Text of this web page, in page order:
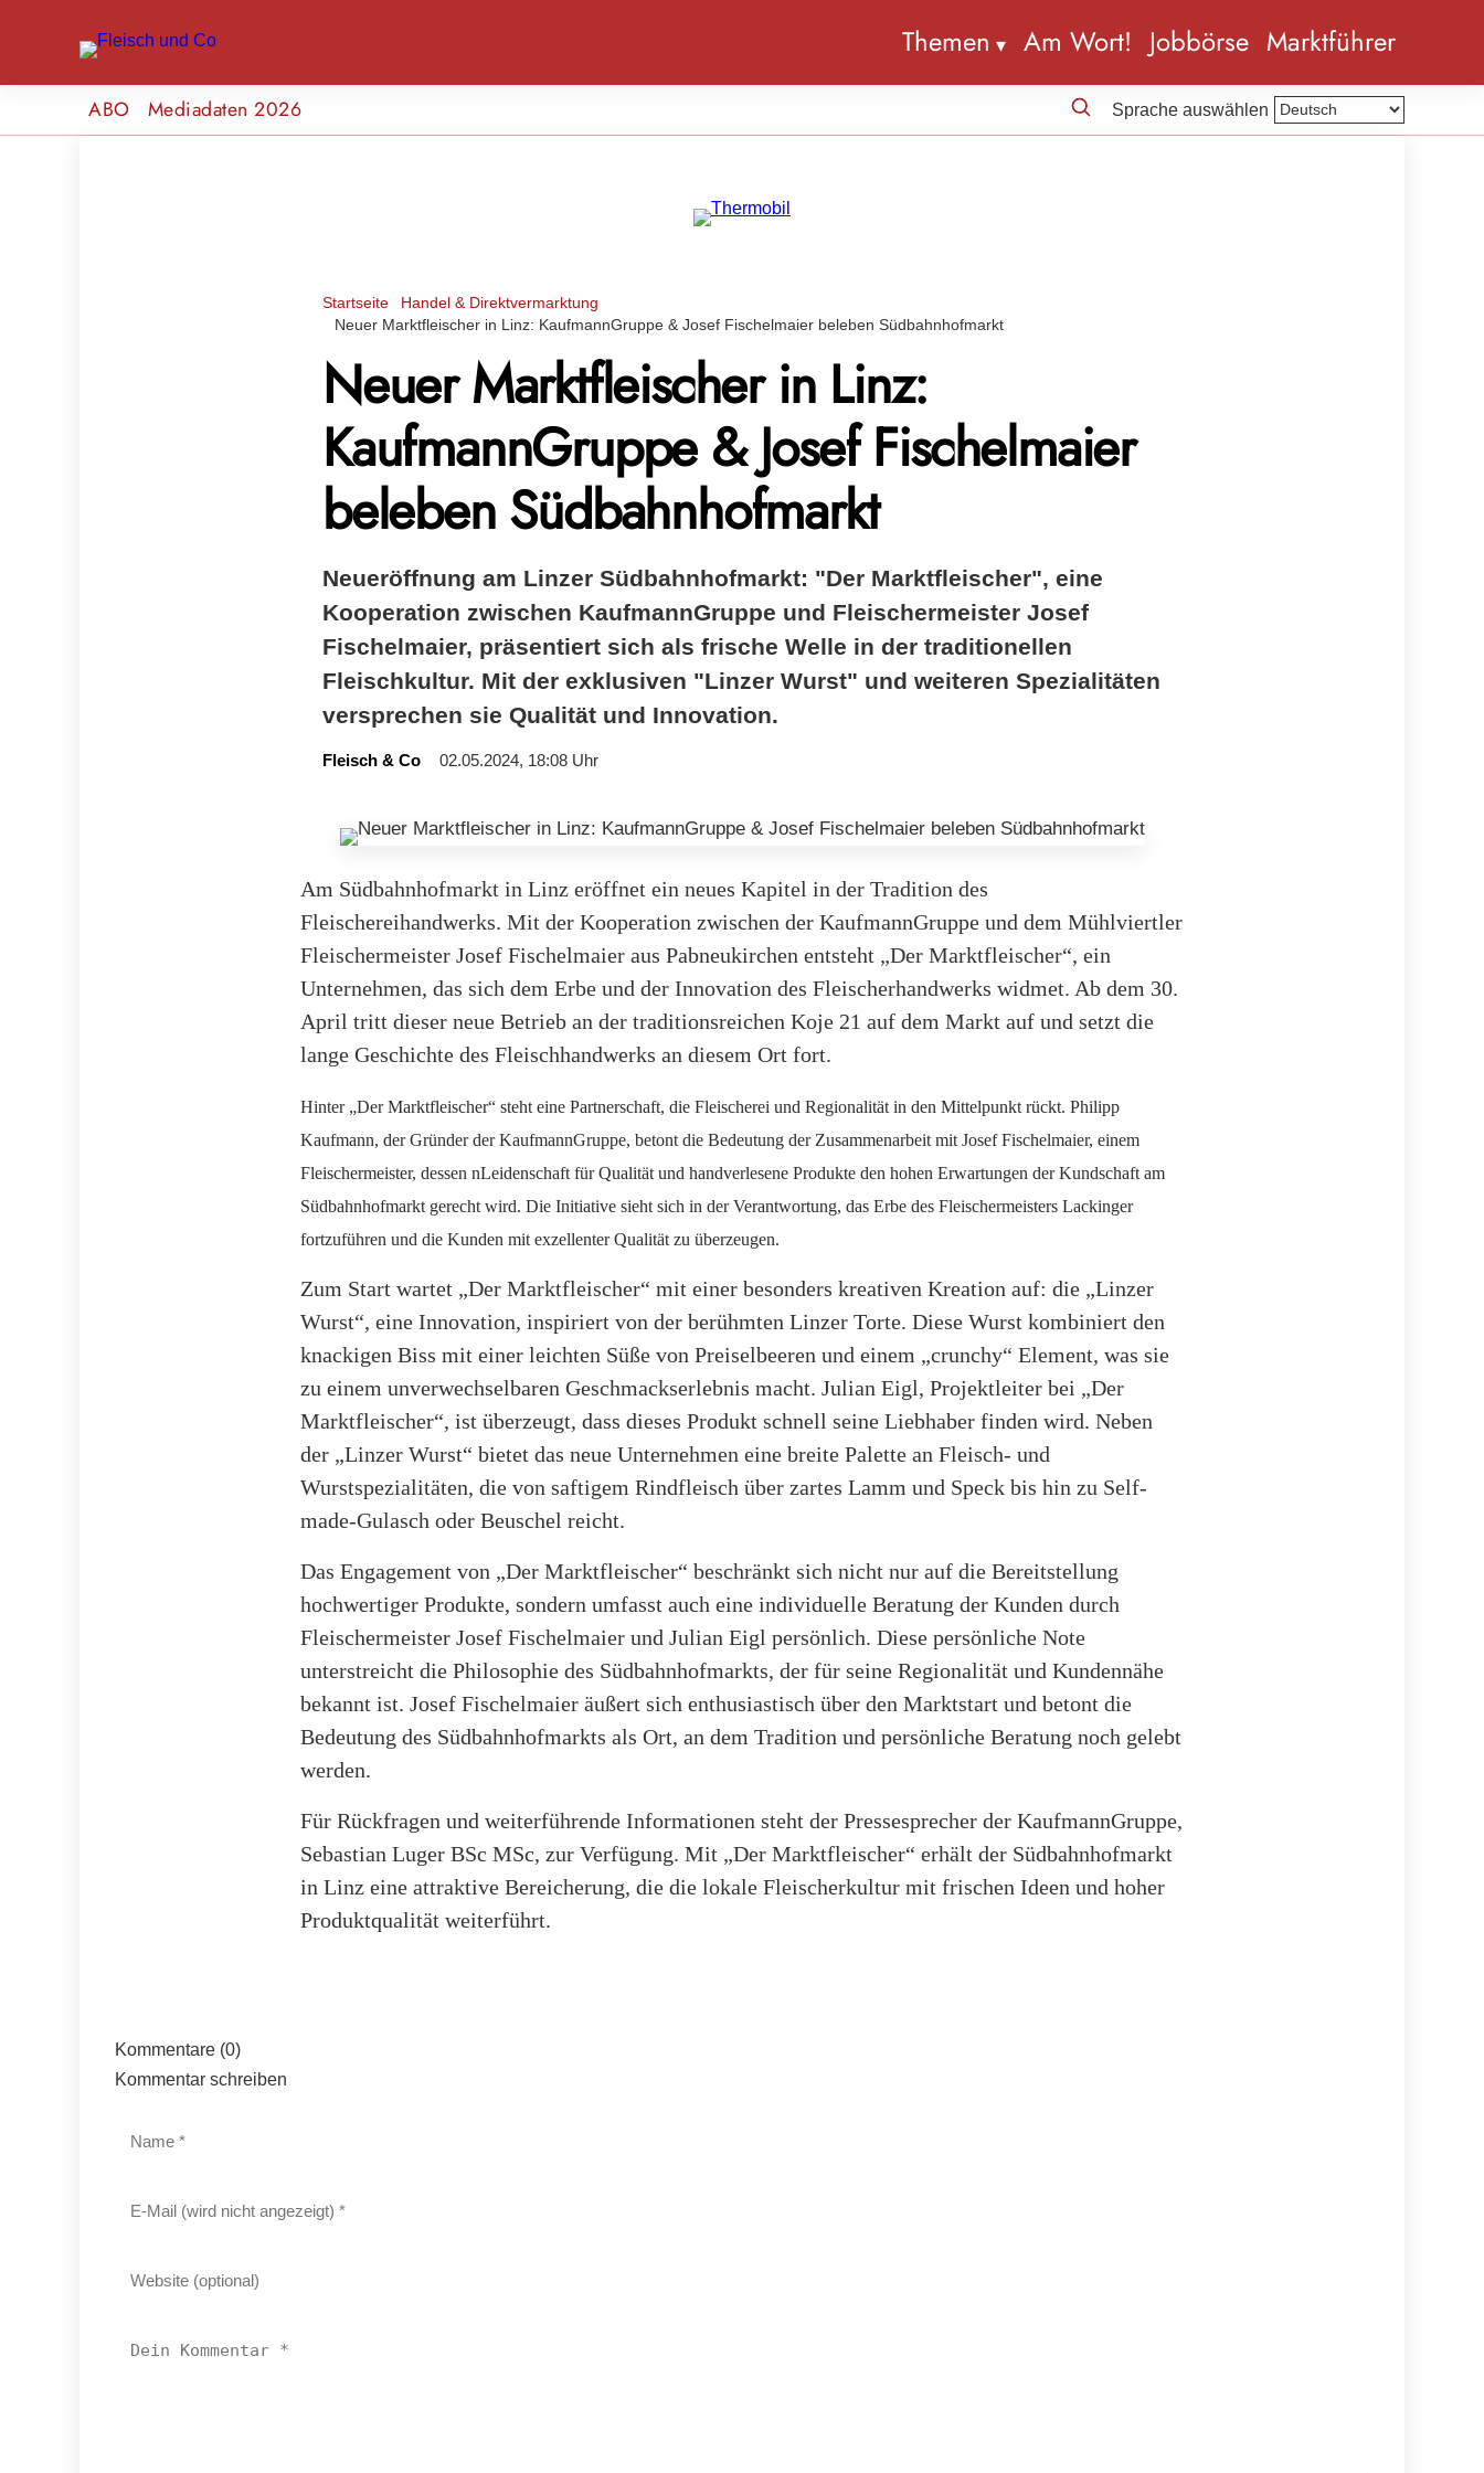
Themen Am Wort! Jobbörse Marktführer
ABO Mediadaten 2026 Sprache auswählen
Startseite
Handel & Direktvermarktung
Neuer Marktfleischer in Linz: KaufmannGruppe & Josef Fischelmaier beleben Südbahnhofmarkt
Neuer Marktfleischer in Linz:
KaufmannGruppe & Josef Fischelmaier
beleben Südbahnhofmarkt
Neueröffnung am Linzer Südbahnhofmarkt: "Der Marktfleischer", eine
Kooperation zwischen KaufmannGruppe und Fleischermeister Josef
Fischelmaier, präsentiert sich als frische Welle in der traditionellen
Fleischkultur. Mit der exklusiven "Linzer Wurst" und weiteren Spezialitäten
versprechen sie Qualität und Innovation.
Fleisch & Co 02.05.2024, 18:08 Uhr
Am Südbahnhofmarkt in Linz eröffnet ein neues Kapitel in der Tradition des
Fleischereihandwerks. Mit der Kooperation zwischen der KaufmannGruppe und dem Mühlviertler
Fleischermeister Josef Fischelmaier aus Pabneukirchen entsteht „Der Marktfleischer“, ein
Unternehmen, das sich dem Erbe und der Innovation des Fleischerhandwerks widmet. Ab dem 30.
April tritt dieser neue Betrieb an der traditionsreichen Koje 21 auf dem Markt auf und setzt die
lange Geschichte des Fleischhandwerks an diesem Ort fort.
Hinter „Der Marktfleischer“ steht eine Partnerschaft, die Fleischerei und Regionalität in den Mittelpunkt rückt. Philipp
Kaufmann, der Gründer der KaufmannGruppe, betont die Bedeutung der Zusammenarbeit mit Josef Fischelmaier, einem
Fleischermeister, dessen nLeidenschaft für Qualität und handverlesene Produkte den hohen Erwartungen der Kundschaft am
Südbahnhofmarkt gerecht wird. Die Initiative sieht sich in der Verantwortung, das Erbe des Fleischermeisters Lackinger
fortzuführen und die Kunden mit exzellenter Qualität zu überzeugen.
Zum Start wartet „Der Marktfleischer“ mit einer besonders kreativen Kreation auf: die „Linzer
Wurst“, eine Innovation, inspiriert von der berühmten Linzer Torte. Diese Wurst kombiniert den
knackigen Biss mit einer leichten Süße von Preiselbeeren und einem „crunchy“ Element, was sie
zu einem unverwechselbaren Geschmackserlebnis macht. Julian Eigl, Projektleiter bei „Der
Marktfleischer“, ist überzeugt, dass dieses Produkt schnell seine Liebhaber finden wird. Neben
der „Linzer Wurst“ bietet das neue Unternehmen eine breite Palette an Fleisch- und
Wurstspezialitäten, die von saftigem Rindfleisch über zartes Lamm und Speck bis hin zu Self-
made-Gulasch oder Beuschel reicht.
Das Engagement von „Der Marktfleischer“ beschränkt sich nicht nur auf die Bereitstellung
hochwertiger Produkte, sondern umfasst auch eine individuelle Beratung der Kunden durch
Fleischermeister Josef Fischelmaier und Julian Eigl persönlich. Diese persönliche Note
unterstreicht die Philosophie des Südbahnhofmarkts, der für seine Regionalität und Kundennähe
bekannt ist. Josef Fischelmaier äußert sich enthusiastisch über den Marktstart und betont die
Bedeutung des Südbahnhofmarkts als Ort, an dem Tradition und persönliche Beratung noch gelebt
werden.
Für Rückfragen und weiterführende Informationen steht der Pressesprecher der KaufmannGruppe,
Sebastian Luger BSc MSc, zur Verfügung. Mit „Der Marktfleischer“ erhält der Südbahnhofmarkt
in Linz eine attraktive Bereicherung, die die lokale Fleischerkultur mit frischen Ideen und hoher
Produktqualität weiterführt.
Kommentare (0)
Kommentar schreiben